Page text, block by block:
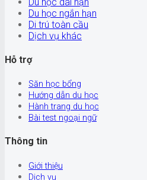
Du học ngắn hạn
Di trú toàn cầu
Dịch vụ khác
Hỗ trợ
Săn học bổng
Hướng dẫn du học
Hành trang du học
Bài test ngoại ngữ
Thông tin
Giới thiệu
Dịch vụ